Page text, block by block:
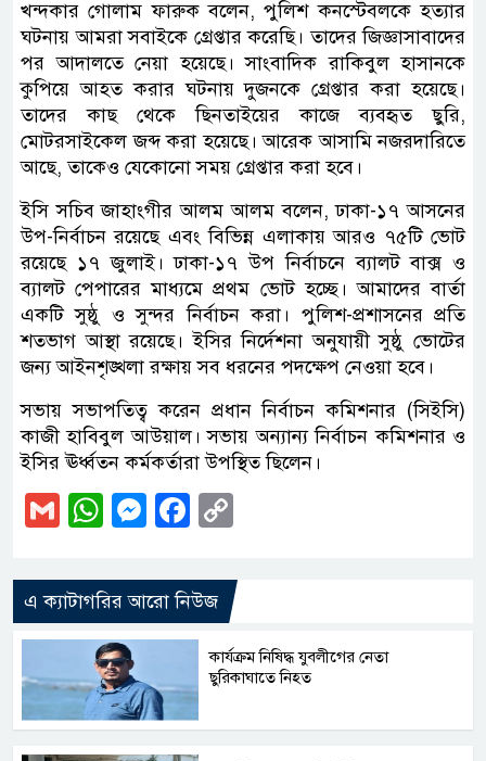
খন্দকার গোলাম ফারুক বলেন, পুলিশ কনস্টেবলকে হত্যার
ঘটনায় আমরা সবাইকে গ্রেপ্তার করেছি। তাদের জিজ্ঞাসাবাদের
পর আদালতে নেয়া হয়েছে। সাংবাদিক রাকিবুল হাসানকে
কুপিয়ে আহত করার ঘটনায় দুজনকে গ্রেপ্তার করা হয়েছে।
তাদের কাছ থেকে ছিনতাইয়ের কাজে ব্যবহৃত ছুরি,
মোটরসাইকেল জব্দ করা হয়েছে। আরেক আসামি নজরদারিতে
আছে, তাকেও যেকোনো সময় গ্রেপ্তার করা হবে।
ইসি সচিব জাহাংগীর আলম আলম বলেন, ঢাকা-১৭ আসনের
উপ-নির্বাচন রয়েছে এবং বিভিন্ন এলাকায় আরও ৭৫টি ভোট
রয়েছে ১৭ জুলাই। ঢাকা-১৭ উপ নির্বাচনে ব্যালট বাক্স ও
ব্যালট পেপারের মাধ্যমে প্রথম ভোট হচ্ছে। আমাদের বার্তা
একটি সুষ্ঠু ও সুন্দর নির্বাচন করা। পুলিশ-প্রশাসনের প্রতি
শতভাগ আস্থা রয়েছে। ইসির নির্দেশনা অনুযায়ী সুষ্ঠু ভোটের
জন্য আইনশৃঙ্খলা রক্ষায় সব ধরনের পদক্ষেপ নেওয়া হবে।
সভায় সভাপতিত্ব করেন প্রধান নির্বাচন কমিশনার (সিইসি)
কাজী হাবিবুল আউয়াল। সভায় অন্যান্য নির্বাচন কমিশনার ও
ইসির ঊর্ধ্বতন কর্মকর্তারা উপস্থিত ছিলেন।
GmailWhatsApp
Messenger
Facebook
এ ক্যাটাগরির আরো নিউজ
কার্যক্রম নিষিদ্ধ যুবলীগের নেতা
ছুরিকাঘাতে নিহত